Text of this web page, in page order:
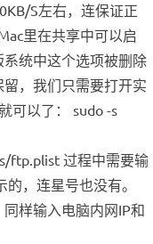
S左右，连保证正
里在共享中可以启
统中这个选项被删除
，我们只需要打开实
可以了： sudo -s
ftp.plist 过程中需要输
，连星号也没有。
样输入电脑内网IP和